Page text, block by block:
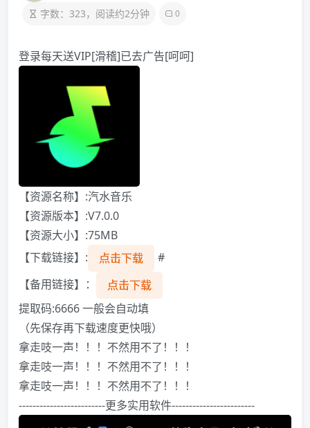
字数：323，阅读约2分钟 0
登录每天送VIP[滑稽]已去广告[呵呵]
【资源名称】:汽水音乐
【资源版本】:V7.0.0
【资源大小】:75MB
【下载链接】:
点击下载
#
【备用链接】：
点击下载
提取码:6666 一般会自动填
（先保存再下载速度更快哦）
拿走吱一声！！！不然用不了！！！
拿走吱一声！！！不然用不了！！！
拿走吱一声！！！不然用不了！！！
-------------------------更多实用软件------------------------